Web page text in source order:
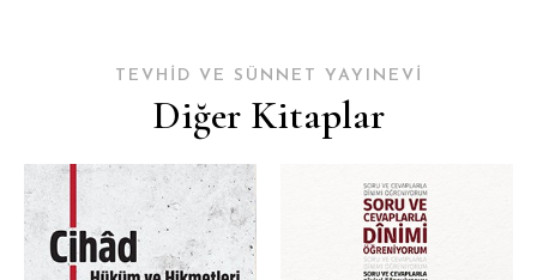
TEVHİD VE SÜNNET YAYINEVİ
Diğer Kitaplar